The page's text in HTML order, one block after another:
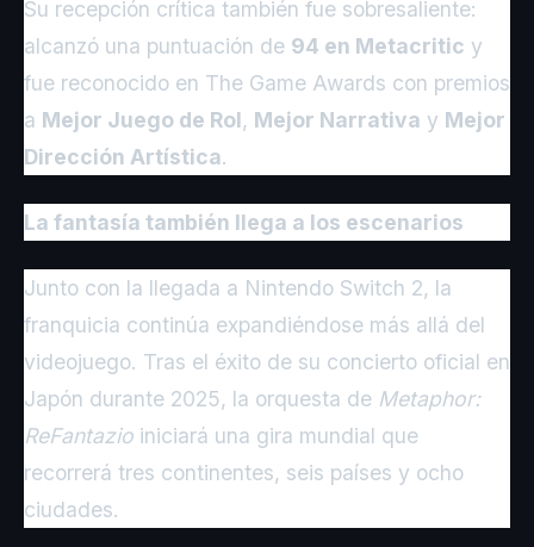
Su recepción crítica también fue sobresaliente:
alcanzó una puntuación de 94 en Metacritic y
fue reconocido en The Game Awards con premios
a Mejor Juego de Rol, Mejor Narrativa y Mejor
Dirección Artística.
La fantasía también llega a los escenarios
Junto con la llegada a Nintendo Switch 2, la
franquicia continúa expandiéndose más allá del
videojuego. Tras el éxito de su concierto oficial en
Japón durante 2025, la orquesta de Metaphor:
ReFantazio iniciará una gira mundial que
recorrerá tres continentes, seis países y ocho
ciudades.